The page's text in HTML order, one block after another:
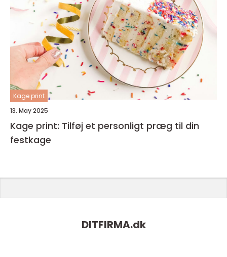
Kage print
13. May 2025
Kage print: Tilføj et personligt præg til din
festkage
DITFIRMA.dk